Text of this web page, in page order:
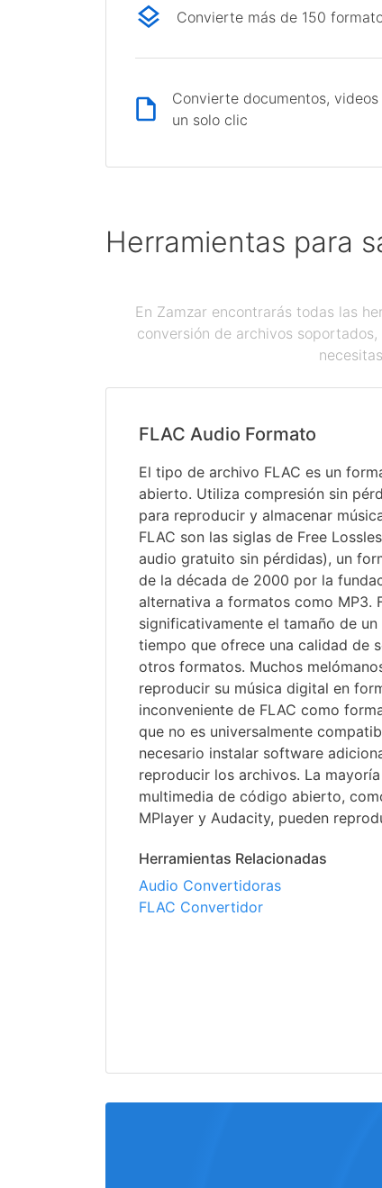
Convierte más de 150
Convierte documentos,
un solo clic
Herramientas para
En Zamzar encontrarás todas las
conversión de archivos
FLAC Audio Formato
El tipo de archivo FLAC es un
abierto. Utiliza compresión sin
para reproducir y almacenar
FLAC son las siglas de Free
audio gratuito sin pérdidas), un
de la década de 2000 por la
alternativa a formatos como MP3.
significativamente el tamaño de
tiempo que ofrece una calidad de
otros formatos. Muchos
reproducir su música digital en
inconveniente de FLAC como
que no es universalmente
necesario instalar software
reproducir los archivos. La
multimedia de código abierto,
MPlayer y Audacity, pueden
Herramientas Relacionadas
Audio Convertidoras
FLAC Convertidor